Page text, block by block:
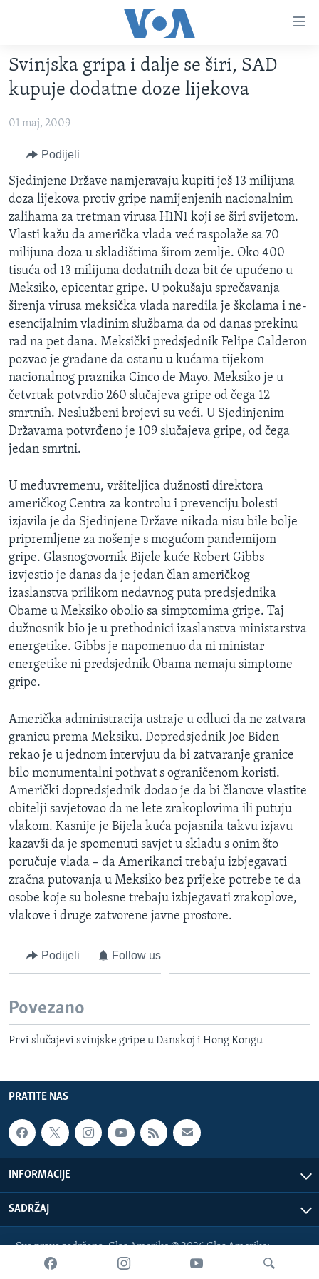
glavni
sadržaj
na
navigaciju
Idi
na
pretragu
TV PROGRAM
VIDEO
FOTOGRAFIJE DANA
VIJESTI
SJEDINJENE AMERIČKE DRŽAVE
BOSNA I HERCEGOVINA
SVIJET
NAUKA I TEHNOLOGIJA
SPECIJALNI PROJEKTI
KORUPCIJA
SLOBODA MEDIJA
ŽENSKA STRANA
IZBJEGLIČKA STRANA
MAGAZIN
O GLASU AMERIKE
Learning English
PRATITE NAS
Jezici
Svinjska gripa i dalje se širi, SAD
kupuje dodatne doze lijekova
01 maj, 2009
Podijeli
Sjedinjene Države namjeravaju kupiti još 13 milijuna
doza lijekova protiv gripe namijenjenih nacionalnim
zalihama za tretman virusa H1N1 koji se širi svijetom.
Vlasti kažu da američka vlada već raspolaže sa 70
milijuna doza u skladištima širom zemlje. Oko 400
tisuća od 13 milijuna dodatnih doza bit će upućeno u
Meksiko, epicentar gripe. U pokušaju sprečavanja
širenja virusa meksička vlada naredila je školama i ne-
esencijalnim vladinim službama da od danas prekinu
rad na pet dana. Meksički predsjednik Felipe Calderon
pozvao je građane da ostanu u kućama tijekom
nacionalnog praznika Cinco de Mayo. Meksiko je u
četvrtak potvrdio 260 slučajeva gripe od čega 12
smrtnih. Neslužbeni brojevi su veći. U Sjedinjenim
Državama potvrđeno je 109 slučajeva gripe, od čega
jedan smrtni.
U međuvremenu, vršiteljica dužnosti direktora
američkog Centra za kontrolu i prevenciju bolesti
izjavila je da Sjedinjene Države nikada nisu bile bolje
pripremljene za nošenje s mogućom pandemijom
gripe. Glasnogovornik Bijele kuće Robert Gibbs
izvjestio je danas da je jedan član američkog
izaslanstva prilikom nedavnog puta predsjednika
Obame u Meksiko obolio sa simptomima gripe. Taj
dužnosnik bio je u prethodnici izaslanstva ministarstva
energetike. Gibbs je napomenuo da ni ministar
energetike ni predsjednik Obama nemaju simptome
gripe.
Američka administracija ustraje u odluci da ne zatvara
granicu prema Meksiku. Dopredsjednik Joe Biden
rekao je u jednom intervjuu da bi zatvaranje granice
bilo monumentalni pothvat s ograničenom koristi.
Američki dopredsjednik dodao je da bi članove vlastite
obitelji savjetovao da ne lete zrakoplovima ili putuju
vlakom. Kasnije je Bijela kuća pojasnila takvu izjavu
kazavši da je spomenuti savjet u skladu s onim što
poručuje vlada – da Amerikanci trebaju izbjegavati
zračna putovanja u Meksiko bez prijeke potrebe te da
osobe koje su bolesne trebaju izbjegavati zrakoplove,
vlakove i druge zatvorene javne prostore.
Podijeli Follow us
Povezano
Prvi slučajevi svinjske gripe u Danskoj i Hong Kongu
PRATITE NAS
INFORMACIJE
SADRŽAJ
Sva prava zadržana. Glas Amerike © 2026 Glas Amerike:
bosnian-service@voanews.com